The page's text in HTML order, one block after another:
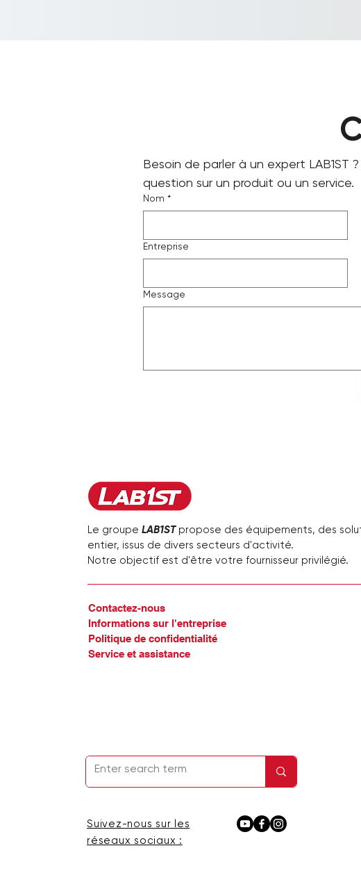
Besoin de parler à un expert LAB1ST
question sur un produit ou un service.
Nom *
Entreprise
Message
Le groupe LAB1STpropose des équipements, des
entier, issus de divers secteurs d'activité.
Notre objectif est d'être votre fournisseur privilégié.
Contactez-nous
Informations sur l'entreprise
Politique de confidentialité
Service et assistance
Suivez-nous sur les
réseaux sociaux :